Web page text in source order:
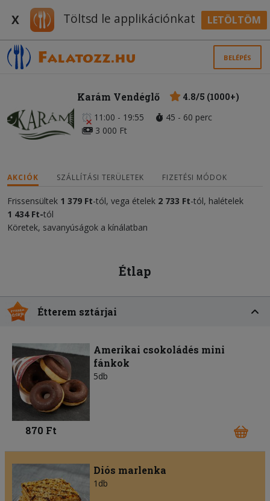
X Töltsd le applikációnkat LETÖLTÖM
BELÉPÉS
Karám Vendéglő
4.8/5 (1000+)
11:00 - 19:55
45 - 60 perc
3 000 Ft
AKCIÓK SZÁLLÍTÁSI TERÜLETEK FIZETÉSI MÓDOK
Frissensültek 1 379 Ft-tól, vega ételek 2 733 Ft-tól, halételek
1 434 Ft-tól
Köretek, savanyúságok a kínálatban
Étlap
Étterem sztárjai
Amerikai csokoládés mini
fánkok
5db
870 Ft
Diós marlenka
1db